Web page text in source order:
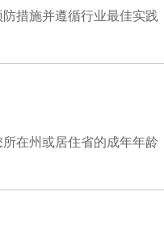
措施并遵循行业最佳实
在州或居住省的成年年